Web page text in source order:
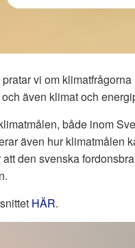
pratar vi om
även klimat och
både inom
även hur klimatmålen
att den svenska
HÄR.